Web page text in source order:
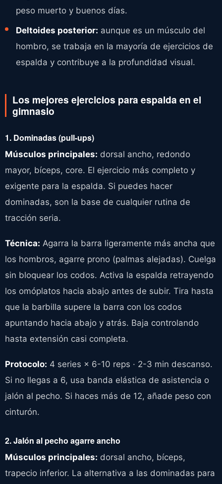
peso muerto y buenos días.
Deltoides posterior: aunque es un músculo del
hombro, se trabaja en la mayoría de ejercicios de
espalda y contribuye a la profundidad visual.
Los mejores ejercicios para espalda en el
gimnasio
1. Dominadas (pull-ups)
Músculos principales: dorsal ancho, redondo
mayor, bíceps, core. El ejercicio más completo y
exigente para la espalda. Si puedes hacer
dominadas, son la base de cualquier rutina de
tracción seria.
Técnica: Agarra la barra ligeramente más ancha que
los hombros, agarre prono (palmas alejadas). Cuelga
sin bloquear los codos. Activa la espalda retrayendo
los omóplatos hacia abajo antes de subir. Tira hasta
que la barbilla supere la barra con los codos
apuntando hacia abajo y atrás. Baja controlando
hasta extensión casi completa.
Protocolo: 4 series × 6-10 reps · 2-3 min descanso.
Si no llegas a 6, usa banda elástica de asistencia o
jalón al pecho. Si haces más de 12, añade peso con
cinturón.
2. Jalón al pecho agarre ancho
Músculos principales: dorsal ancho, bíceps,
trapecio inferior. La alternativa a las dominadas para